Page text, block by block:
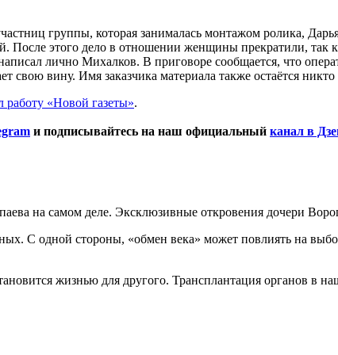
группы, которая занималась монтажом ролика,
После этого дело в отношении женщины прекратили, так
лично Михалков. В приговоре сообщается, что
свою вину. Имя заказчика материала также остаётся
«Новой газеты».
и подписывайтесь на наш официальный канал в
на самом деле. Эксклюзивные откровения дочери
С одной стороны, «обмен века» может повлиять на
жизнью для другого. Трансплантация органов в